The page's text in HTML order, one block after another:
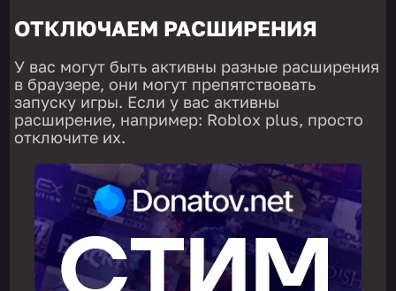
ОТКЛЮЧАЕМ РАСШИРЕНИЯ
У вас могут быть активны разные расширения
в браузере, они могут препятствовать
запуску игры. Если у вас активны
расширение, например: Roblox plus, просто
отключите их.